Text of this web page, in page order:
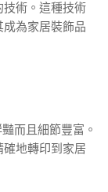
技術。這種技術
為家居裝飾品
而且細節豐富。
地轉印到家居